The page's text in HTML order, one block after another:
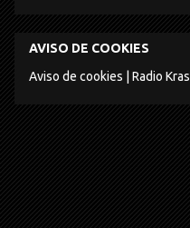
AVISO DE COOKIES
Aviso de cookies | Radio Kras